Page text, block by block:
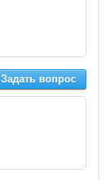
Задать вопрос